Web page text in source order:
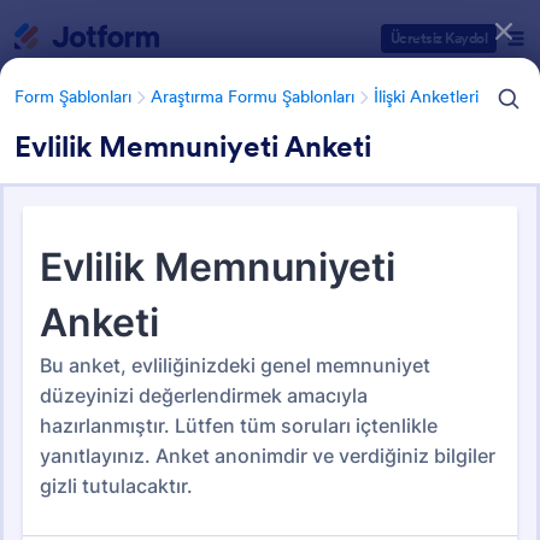
Ücretsiz Kaydol
Form Şablonları Araştırma Formu Şablonları İlişki Anketleri
Evlilik Memnuniyeti Anketi
Form Şablonları Araştırma Formu Şablonları İlişki Anketleri
İlişki Anketleri
Form Şablonu Kategorileri